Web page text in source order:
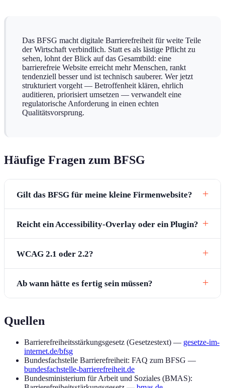
Das BFSG macht digitale Barrierefreiheit für weite Teile
der Wirtschaft verbindlich. Statt es als lästige Pflicht zu
sehen, lohnt der Blick auf das Gesamtbild: eine
barrierefreie Website erreicht mehr Menschen, rankt
tendenziell besser und ist technisch sauberer. Wer jetzt
strukturiert vorgeht — Betroffenheit klären, ehrlich
auditieren, priorisiert umsetzen — verwandelt eine
regulatorische Anforderung in einen echten
Qualitätsvorsprung.
Häufige Fragen zum BFSG
Gilt das BFSG für meine kleine Firmenwebsite?
Reicht ein Accessibility-Overlay oder ein Plugin?
WCAG 2.1 oder 2.2?
Ab wann hätte es fertig sein müssen?
Quellen
Barrierefreiheitsstärkungsgesetz (Gesetzestext) — gesetze-im-
internet.de/bfsg
Bundesfachstelle Barrierefreiheit: FAQ zum BFSG —
bundesfachstelle-barrierefreiheit.de
Bundesministerium für Arbeit und Soziales (BMAS):